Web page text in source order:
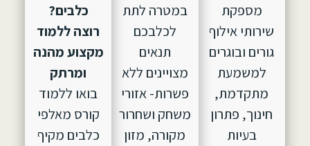
מספקת
שירותי אילוף
גורים ובוגרים
למשמעת
מתקדמת,
חינוך, פתרון
בעיות
במטרה לתת
לכלבכם
תנאים
מצויינים ללא
פשרות- אזורי
משחק ושחרור
מקורה, מזון
כלבים?
רוצה ללמוד
מקצוע מהנה
ומרתק
בואו ללמוד
קורס מאלפי
כלבים מקיף